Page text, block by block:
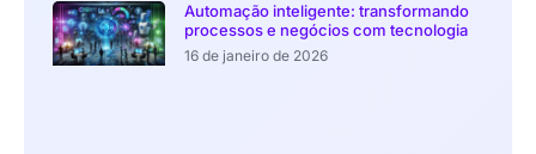
Automação inteligente: transformando
processos e negócios com tecnologia
16 de janeiro de 2026